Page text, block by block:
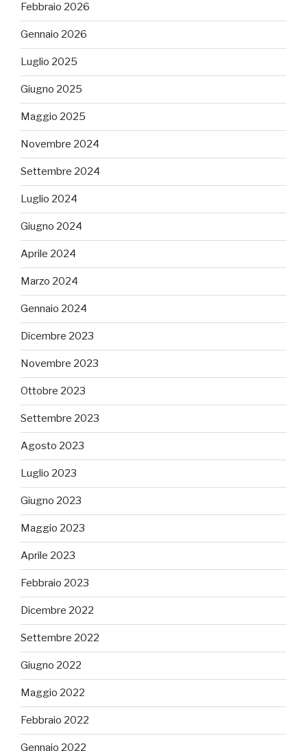
Febbraio 2026
Gennaio 2026
Luglio 2025
Giugno 2025
Maggio 2025
Novembre 2024
Settembre 2024
Luglio 2024
Giugno 2024
Aprile 2024
Marzo 2024
Gennaio 2024
Dicembre 2023
Novembre 2023
Ottobre 2023
Settembre 2023
Agosto 2023
Luglio 2023
Giugno 2023
Maggio 2023
Aprile 2023
Febbraio 2023
Dicembre 2022
Settembre 2022
Giugno 2022
Maggio 2022
Febbraio 2022
Gennaio 2022